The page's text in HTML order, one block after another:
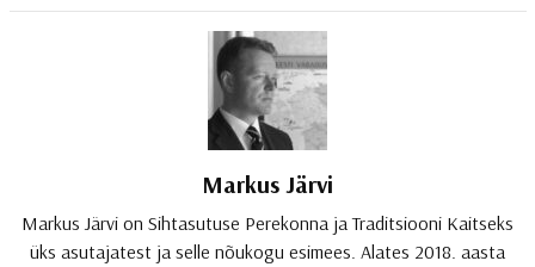
Markus Järvi
Markus Järvi on Sihtasutuse Perekonna ja Traditsiooni Kaitseks
üks asutajatest ja selle nõukogu esimees. Alates 2018. aasta